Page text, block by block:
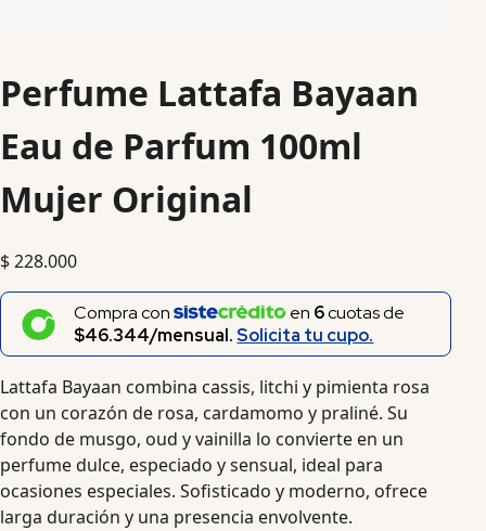
Perfume Lattafa Bayaan
Eau de Parfum 100ml
Mujer Original
$228.000
Compra con en 6cuotas de
$46.344/mensual.Solicita tu cupo.
Lattafa Bayaan combina cassis, litchi y pimienta rosa
con un corazón de rosa, cardamomo y praliné. Su
fondo de musgo, oud y vainilla lo convierte en un
perfume dulce, especiado y sensual, ideal para
ocasiones especiales. Sofisticado y moderno, ofrece
larga duración y una presencia envolvente.